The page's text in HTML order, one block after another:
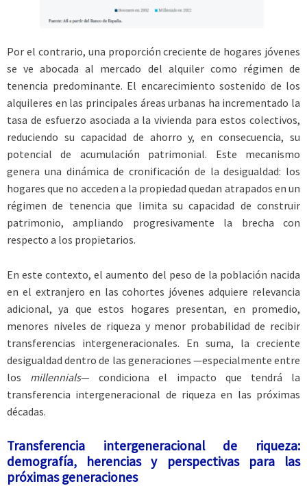
Por el contrario, una proporción creciente de hogares jóvenes
se ve abocada al mercado del alquiler como régimen de
tenencia predominante. El encarecimiento sostenido de los
alquileres en las principales áreas urbanas ha incrementado la
tasa de esfuerzo asociada a la vivienda para estos colectivos,
reduciendo su capacidad de ahorro y, en consecuencia, su
potencial de acumulación patrimonial. Este mecanismo
genera una dinámica de cronificación de la desigualdad: los
hogares que no acceden a la propiedad quedan atrapados en un
régimen de tenencia que limita su capacidad de construir
patrimonio, ampliando progresivamente la brecha con
respecto a los propietarios.
En este contexto, el aumento del peso de la población nacida
en el extranjero en las cohortes jóvenes adquiere relevancia
adicional, ya que estos hogares presentan, en promedio,
menores niveles de riqueza y menor probabilidad de recibir
transferencias intergeneracionales. En suma, la creciente
desigualdad dentro de las generaciones —especialmente entre
los millennials— condiciona el impacto que tendrá la
transferencia intergeneracional de riqueza en las próximas
décadas.
Transferencia intergeneracional de riqueza:
demografía, herencias y perspectivas para las
próximas generaciones